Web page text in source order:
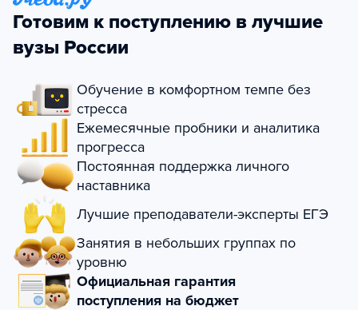
Готовим к поступлению в лучшие
вузы России
Обучение в комфортном темпе без
стресса
Ежемесячные пробники и аналитика
прогресса
Постоянная поддержка личного
наставника
Лучшие преподаватели-эксперты ЕГЭ
Занятия в небольших группах по
уровню
Официальная гарантия
поступления на бюджет